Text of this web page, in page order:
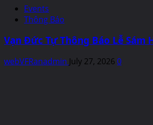
Events
Thông Báo
Vạn Đức Tự Thông Báo Lễ Sám
webVFRanadmin July 27, 2026 0